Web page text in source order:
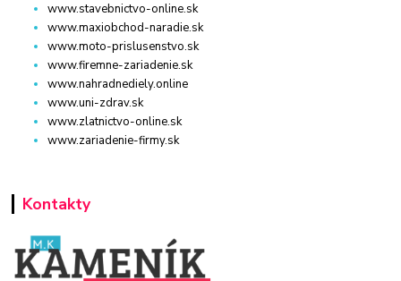
www.stavebnictvo-online.sk
www.maxiobchod-naradie.sk
www.moto-prislusenstvo.sk
www.firemne-zariadenie.sk
www.nahradnediely.online
www.uni-zdrav.sk
www.zlatnictvo-online.sk
www.zariadenie-firmy.sk
Kontakty